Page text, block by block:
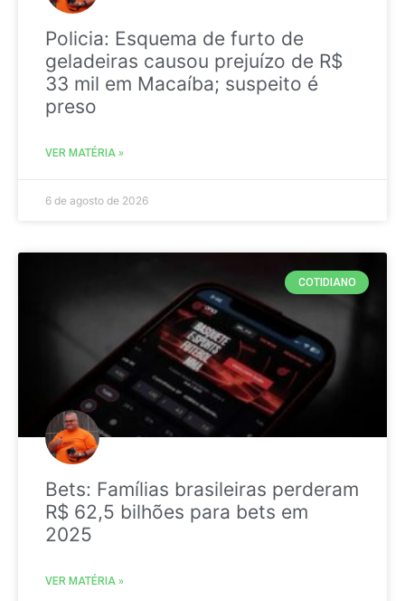
Policia: Esquema de furto de
geladeiras causou prejuízo de R$
33 mil em Macaíba; suspeito é
preso
VER MATÉRIA »
6 de agosto de 2026
COTIDIANO
Bets: Famílias brasileiras perderam
R$ 62,5 bilhões para bets em
2025
VER MATÉRIA »